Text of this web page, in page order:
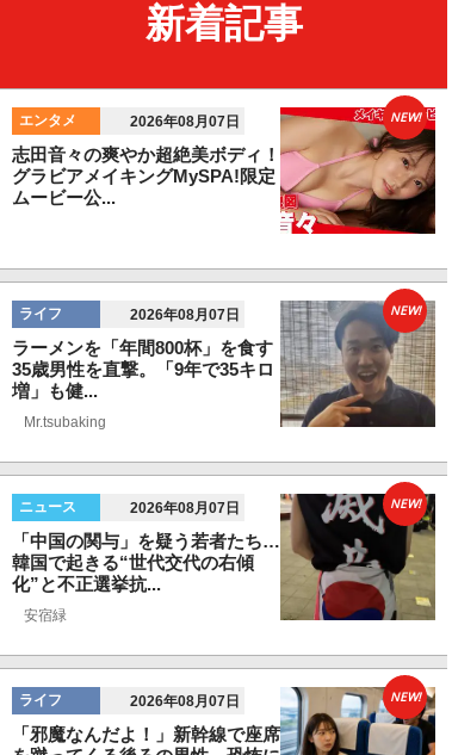
新着記事
エンタメ 2026年08月07日
志田音々の爽やか超絶美ボディ！
グラビアメイキングMySPA!限定
ムービー公...
NEW!
ライフ 2026年08月07日
ラーメンを「年間800杯」を食す
35歳男性を直撃。「9年で35キロ
増」も健...
Mr.tsubaking
NEW!
ニュース 2026年08月07日
「中国の関与」を疑う若者たち…
韓国で起きる“世代交代の右傾
化”と不正選挙抗...
安宿緑
NEW!
ライフ 2026年08月07日
「邪魔なんだよ！」新幹線で座席
NEW!